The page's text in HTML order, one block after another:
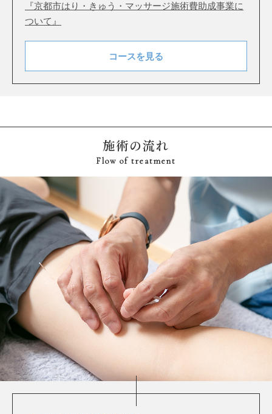
『京都市はり・きゅう・マッサージ施術費助成事業に
ついて』
コースを見る
施術の流れ
Flow of treatment